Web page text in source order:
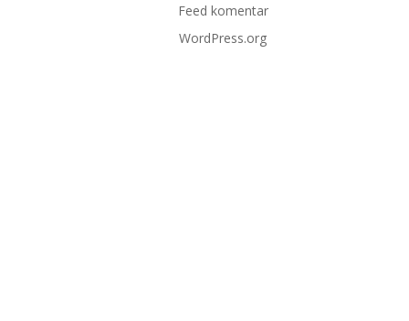
Feed komentar
WordPress.org